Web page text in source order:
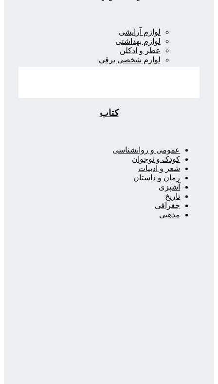
لوازم آرایشی
لوازم بهداشتی
عطر و ادکلن
لوازم شخصی برقی
کتاب
عمومی و روانشناسی
کودک و نوجوان
شعر و ادبیات
رمان و داستان
آشپزی
تاریخ
جغرافی
مذهبی